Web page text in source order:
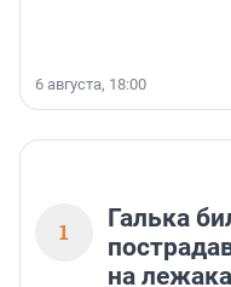
6 августа, 18:00
1
Галька
на